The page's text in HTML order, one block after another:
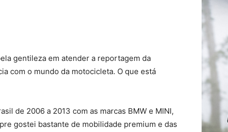
gentileza em atender a reportagem da
com o mundo da motocicleta. O que está
de 2006 a 2013 com as marcas BMW e MINI,
gostei bastante de mobilidade premium e das